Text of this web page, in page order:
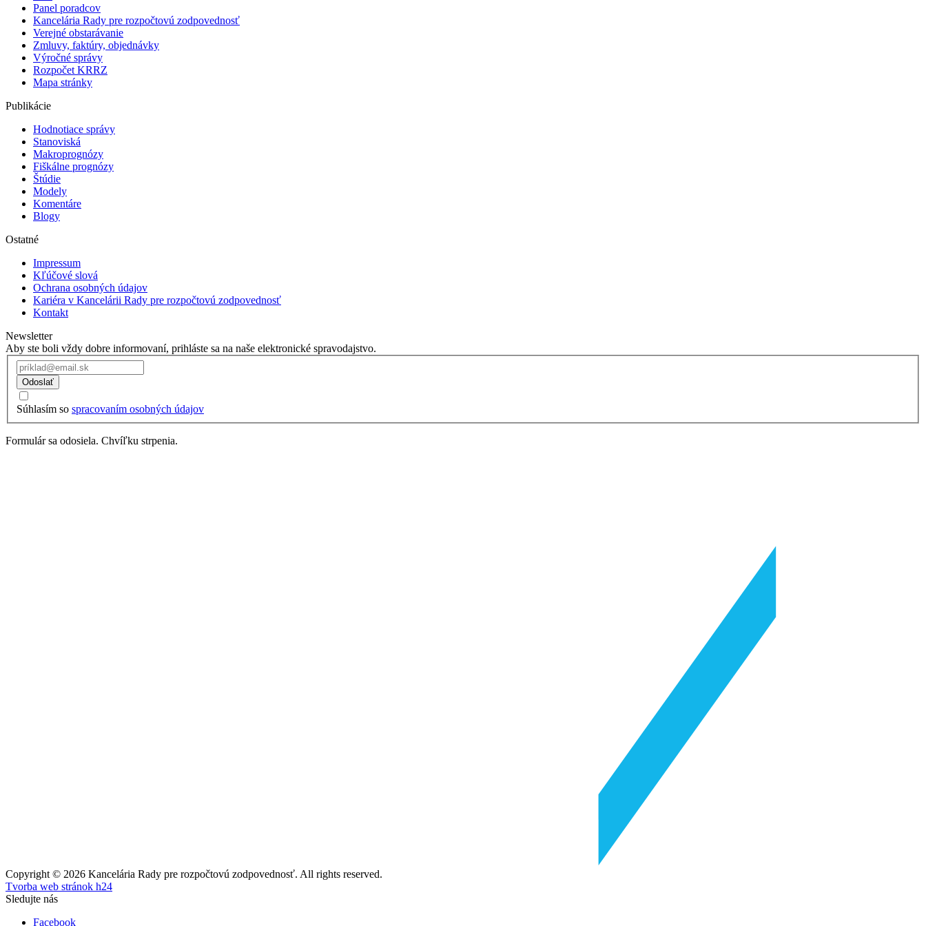
Panel poradcov
Kancelária Rady pre rozpočtovú zodpovednosť
Verejné obstarávanie
Zmluvy, faktúry, objednávky
Výročné správy
Rozpočet KRRZ
Mapa stránky
Publikácie
Hodnotiace správy
Stanoviská
Makroprognózy
Fiškálne prognózy
Štúdie
Modely
Komentáre
Blogy
Ostatné
Impressum
Kľúčové slová
Ochrana osobných údajov
Kariéra v Kancelárii Rady pre rozpočtovú zodpovednosť
Kontakt
Newsletter
Aby ste boli vždy dobre informovaní, prihláste sa na naše elektronické spravodajstvo.
Odoslať
Súhlasím so spracovaním osobných údajov
Formulár sa odosiela. Chvíľku strpenia.
Copyright © 2026 Kancelária Rady pre rozpočtovú zodpovednosť. All rights reserved.
Tvorba web stránok h24
Sledujte nás
Facebook